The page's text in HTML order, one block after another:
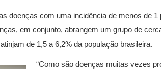
doenças com uma incidência de menos de 1
em conjunto, abrangem um grupo de
de 1,5 a 6,2% da população brasileira.
“Como são doenças muitas vezes